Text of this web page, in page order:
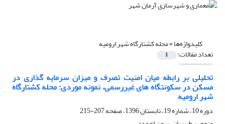
کلیدواژه‌ها =محله کشتارگاه شهر ارومیه
تعداد مقالات: 1
تحلیلی بر رابطه میان امنیت تصرف و میزان سرمایه گذاری در
مسکن در سکونتگاه های غیررسمی، نمونه موردی: محله کشتارگاه
شهر ارومیه
دوره 10، شماره 19، تابستان 1396، صفحه
207-215